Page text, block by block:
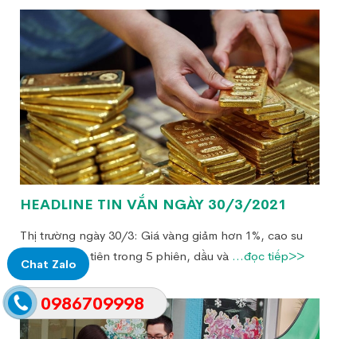
HEADLINE TIN VẮN NGÀY 30/3/2021
Thị trường ngày 30/3: Giá vàng giảm hơn 1%, cao su
tăng lần đầu tiên trong 5 phiên, dầu và ...đọc tiếp>>
Chat Zalo
0986709998